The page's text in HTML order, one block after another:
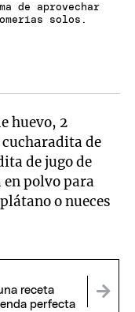
de aprovechar
solos.
huevo, 2
cucharadita de
de jugo de
polvo para
o nueces
receta
perfecta